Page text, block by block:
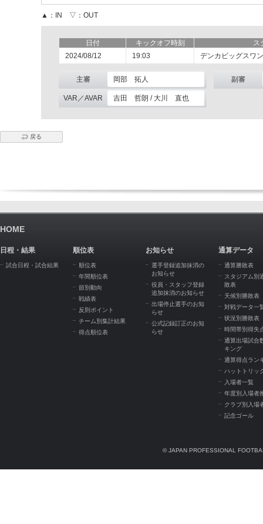
▲：IN ▽：OUT
日付 キックオフ時刻
ス
2024/08/12
19:03 デンカビッグスワ
主審 岡部 拓人 副審
VAR／AVAR 吉田 哲朗 / 大川 直也
戻る
HOME
日程・結果
試合日程・試合結果
順位表
順位表
年間順位表
節別動向
戦績表
反則ポイント
チーム別集計結果
得点順位表
お知らせ
選手登録追加抹消の
お知らせ
役員・スタッフ登録
追加抹消のお知らせ
出場停止選手のお知
らせ
公式記録訂正のお知
らせ
通算データ
通算勝敗表
スタジアム別
敗表
天候別勝敗表
対戦データ一
状況別勝敗表
時間帯別得失
通算出場試合
キング
通算得点ラン
ハットトリッ
入場者一覧
年度別入場者
クラブ別入場
記念ゴール
© JAPAN PROFESSIONAL